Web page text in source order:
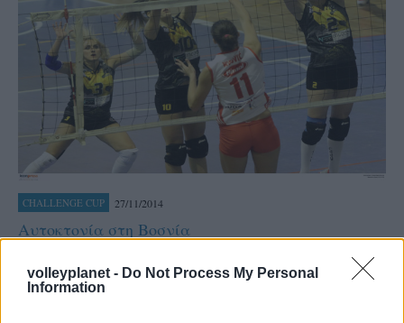
volleyplanet - Do Not Process My Personal
Information
CHALLENGE CUP 27/11/2014
Αυτοκτονία στη Βοσνία
γνώρισε η ΑΕΚ στην Βοσνία καθώς η Μπρτσκο Γεντίτσοβο
με το 3-0 έστειλε την πρόκριση στο χρυσό σετ όπου με το